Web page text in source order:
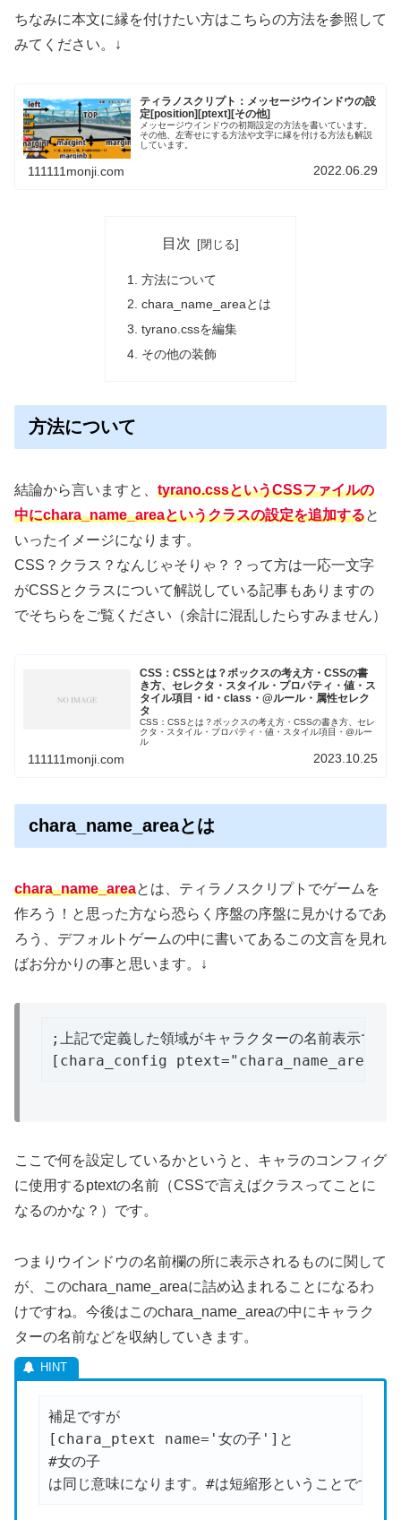
ちなみに本文に縁を付けたい方はこちらの方法を参照して
みてください。↓
ティラノスクリプト：メッセージウインドウの設
定[position][ptext][その他]
メッセージウインドウの初期設定の方法を書いています。
その他、左寄せにする方法や文字に縁を付ける方法も解説
しています。
111111monji.com 2022.06.29
目次
方法について
chara_name_areaとは
tyrano.cssを編集
その他の装飾
方法について
結論から言いますと、 tyrano.cssというCSSファイルの
中にchara_name_areaというクラスの設定を追加すると
いったイメージになります。
CSS？クラス？なんじゃそりゃ？？って方は一応一文字
がCSSとクラスについて解説している記事もありますの
でそちらをご覧ください（余計に混乱したらすみません）
CSS：CSSとは？ボックスの考え方・CSSの書
き方、セレクタ・スタイル・プロパティ・値・ス
タイル項目・id・class・@ルール・属性セレク
タ
CSS：CSSとは？ボックスの考え方・CSSの書き方、セレ
クタ・スタイル・プロパティ・値・スタイル項目・@ルー
ル
111111monji.com 2023.10.25
chara_name_areaとは
chara_name_areaとは、ティラノスクリプトでゲームを
作ろう！と思った方なら恐らく序盤の序盤に見かけるであ
ろう、デフォルトゲームの中に書いてあるこの文言を見れ
ばお分かりの事と思います。↓
;上記で定義した領域がキャラクターの名前表示であ
[chara_config ptext="chara_name_area"]
ここで何を設定しているかというと、キャラのコンフィグ
に使用するptextの名前（CSSで言えばクラスってことに
なるのかな？）です。
つまりウインドウの名前欄の所に表示されるものに関して
が、このchara_name_areaに詰め込まれることになるわ
けですね。今後はこのchara_name_areaの中にキャラク
ターの名前などを収納していきます。
補足ですが
[chara_ptext name='女の子']と
#女の子
は同じ意味になります。#は短縮形ということですね。